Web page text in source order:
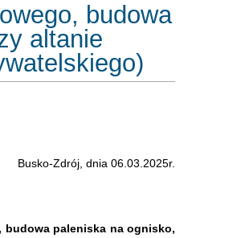
budowa
altanie
Busko-Zdrój, dnia 06.03.2025r.
budowa paleniska na ognisko,